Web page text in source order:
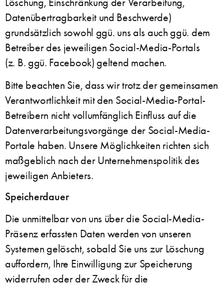
Löschung, Einschränkung der Verarbeitung,
Datenübertragbarkeit und Beschwerde)
grundsätzlich sowohl ggü. uns als auch ggü. dem
Betreiber des jeweiligen Social-Media-Portals
(z. B. ggü. Facebook) geltend machen.
Bitte beachten Sie, dass wir trotz der gemeinsamen
Verantwortlichkeit mit den Social-Media-Portal-
Betreibern nicht vollumfänglich Einfluss auf die
Datenverarbeitungsvorgänge der Social-Media-
Portale haben. Unsere Möglichkeiten richten sich
maßgeblich nach der Unternehmenspolitik des
jeweiligen Anbieters.
Speicherdauer
Die unmittelbar von uns über die Social-Media-
Präsenz erfassten Daten werden von unseren
Systemen gelöscht, sobald Sie uns zur Löschung
auffordern, Ihre Einwilligung zur Speicherung
widerrufen oder der Zweck für die